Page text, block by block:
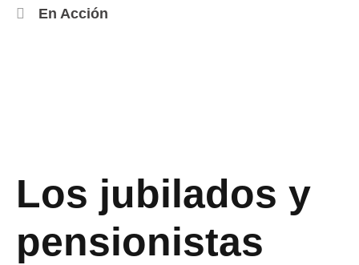
En Acción
Los jubilados y
pensionistas